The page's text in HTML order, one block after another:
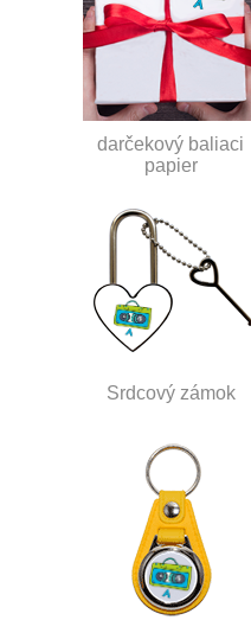
darčekový baliaci
papier
Srdcový zámok